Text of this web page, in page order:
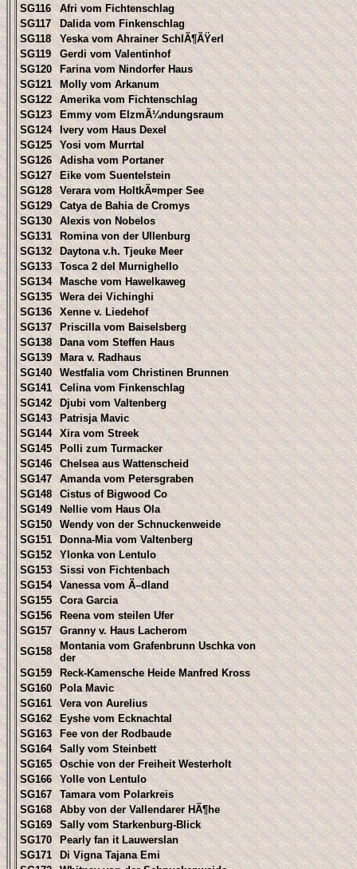
SG116
Afri vom Fichtenschlag
SG117
Dalida vom Finkenschlag
SG118
Yeska vom Ahrainer SchlÃ¶ÃŸerl
SG119
Gerdi vom Valentinhof
SG120
Farina vom Nindorfer Haus
SG121
Molly vom Arkanum
SG122
Amerika vom Fichtenschlag
SG123
Emmy vom ElzmÃ¼ndungsraum
SG124
Ivery vom Haus Dexel
SG125
Yosi vom Murrtal
SG126
Adisha vom Portaner
SG127
Eike vom Suentelstein
SG128
Verara vom HoltkÃ¤mper See
SG129
Catya de Bahia de Cromys
SG130
Alexis von Nobelos
SG131
Romina von der Ullenburg
SG132
Daytona v.h. Tjeuke Meer
SG133
Tosca 2 del Murnighello
SG134
Masche vom Hawelkaweg
SG135
Wera dei Vichinghi
SG136
Xenne v. Liedehof
SG137
Priscilla vom Baiselsberg
SG138
Dana vom Steffen Haus
SG139
Mara v. Radhaus
SG140
Westfalia vom Christinen Brunnen
SG141
Celina vom Finkenschlag
SG142
Djubi vom Valtenberg
SG143
Patrisja Mavic
SG144
Xira vom Streek
SG145
Polli zum Turmacker
SG146
Chelsea aus Wattenscheid
SG147
Amanda vom Petersgraben
SG148
Cistus of Bigwood Co
SG149
Nellie vom Haus Ola
SG150
Wendy von der Schnuckenweide
SG151
Donna-Mia vom Valtenberg
SG152
Ylonka von Lentulo
SG153
Sissi von Fichtenbach
SG154
Vanessa vom Ã–dland
SG155
Cora Garcia
SG156
Reena vom steilen Ufer
SG157
Granny v. Haus Lacherom
SG158
Montania vom Grafenbrunn Uschka von
der
SG159
Reck-Kamensche Heide Manfred Kross
SG160
Pola Mavic
SG161
Vera von Aurelius
SG162
Eyshe vom Ecknachtal
SG163
Fee von der Rodbaude
SG164
Sally vom Steinbett
SG165
Oschie von der Freiheit Westerholt
SG166
Yolle von Lentulo
SG167
Tamara vom Polarkreis
SG168
Abby von der Vallendarer HÃ¶he
SG169
Sally vom Starkenburg-Blick
SG170
Pearly fan it Lauwerslan
SG171
Di Vigna Tajana Emi